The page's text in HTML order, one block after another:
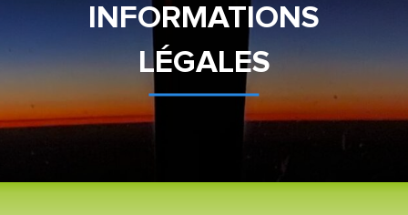
LE CORAC
DÉCARBONER
L’AVIATION
INFORMATIONS
LÉGALES